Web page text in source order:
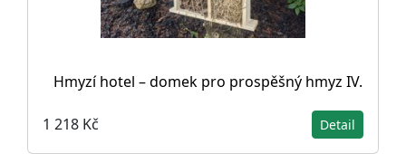
Hmyzí hotel – domek pro prospěšný hmyz IV.
1 218 Kč Detail